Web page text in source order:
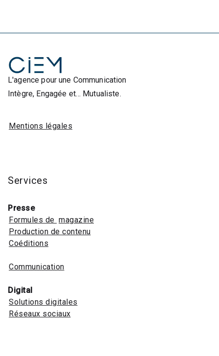
L'agence pour une Communication
Intègre, Engagée et… Mutualiste.
Mentions légales
Services
Presse
Formules de magazine
Production de contenu
Coéditions
Communication
Digital
Solutions digitales
Réseaux sociaux